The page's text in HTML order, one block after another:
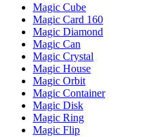
Magic Cube
Magic Card 160
Magic Diamond
Magic Can
Magic Crystal
Magic House
Magic Orbit
Magic Container
Magic Disk
Magic Ring
Magic Flip